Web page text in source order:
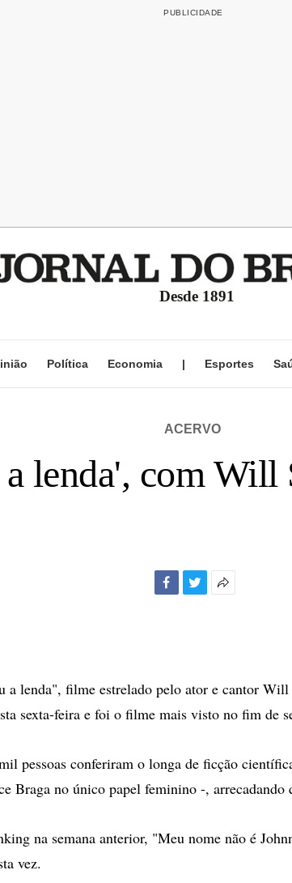
Desde 1891
Política Economia | Esportes
ACERVO
lenda', com
a lenda", filme estrelado pelo ator e cantor Will
sexta-feira e foi o filme mais visto no fim de
pessoas conferiram o longa de ficção
Braga no único papel feminino -, arrecadando
na semana anterior, "Meu nome não é
vez.